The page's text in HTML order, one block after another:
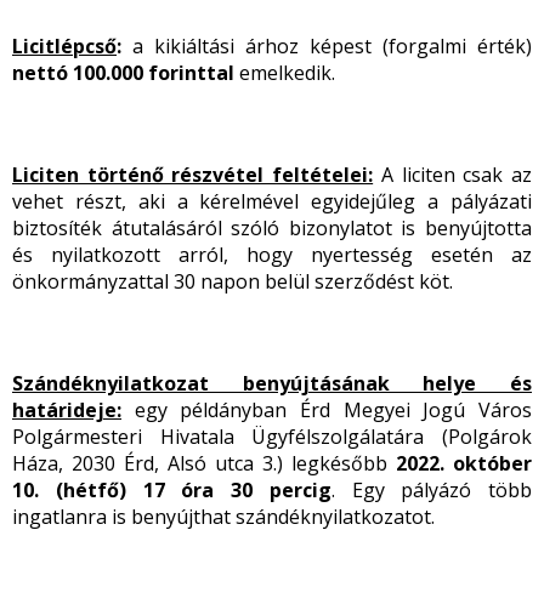
Licitlépcső: a kikiáltási árhoz képest (forgalmi érték)
nettó 100.000 forinttal emelkedik.
Liciten történő részvétel feltételei: A liciten csak az
vehet részt, aki a kérelmével egyidejűleg a pályázati
biztosíték átutalásáról szóló bizonylatot is benyújtotta
és nyilatkozott arról, hogy nyertesség esetén az
önkormányzattal 30 napon belül szerződést köt.
Szándéknyilatkozat benyújtásának helye és
határideje: egy példányban Érd Megyei Jogú Város
Polgármesteri Hivatala Ügyfélszolgálatára (Polgárok
Háza, 2030 Érd, Alsó utca 3.) legkésőbb 2022. október
10. (hétfő) 17 óra 30 percig. Egy pályázó több
ingatlanra is benyújthat szándéknyilatkozatot.